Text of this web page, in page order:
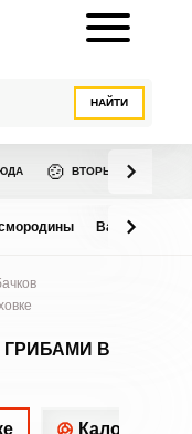
НАЙТИ
🍲 ВТОРЫЕ БЛЮДА
Варенье из
В